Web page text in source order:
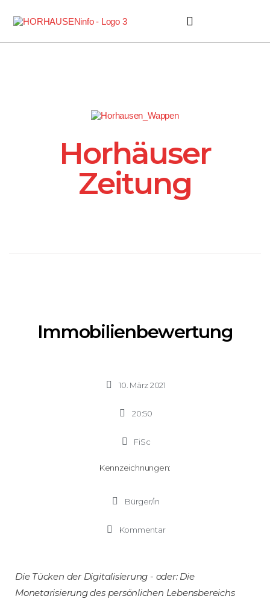
Horhäuser
Zeitung
Immobilienbewertung
10. März 2021
20:50
FiSc
Kennzeichnungen:
Bürger/in
Kommentar
Die Tücken der Digitalisierung - oder: Die
Monetarisierung des persönlichen Lebensbereichs